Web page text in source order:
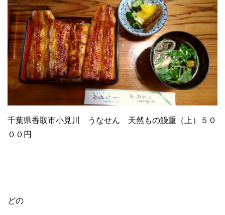
千葉県香取市小見川 うなせん 天然もの鰻重（上）５０
００円
どの